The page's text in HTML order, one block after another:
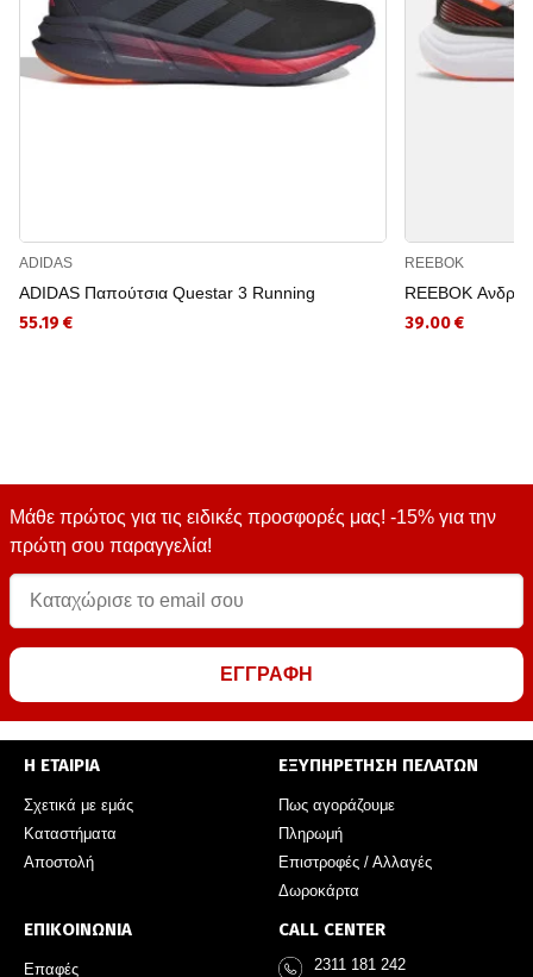
ADIDAS
ADIDAS Παπούτσια Questar 3 Running
55.19 €
REEBOK
REEBOK
39.00 €
Μάθε πρώτος για τις ειδικές προσφορές μας! -15% για την
πρώτη σου παραγγελία!
ΕΓΓΡΑΦΗ
Η ΕΤΑΙΡΙΑ
Σχετικά με εμάς
Καταστήματα
Αποστολή
ΕΞΥΠΗΡΕΤΗΣΗ ΠΕΛΑΤΩΝ
Πως αγοράζουμε
Πληρωμή
Επιστροφές / Αλλαγές
Δωροκάρτα
ΕΠΙΚΟΙΝΩΝΙΑ
Επαφές
CALL CENTER
2311 181 242